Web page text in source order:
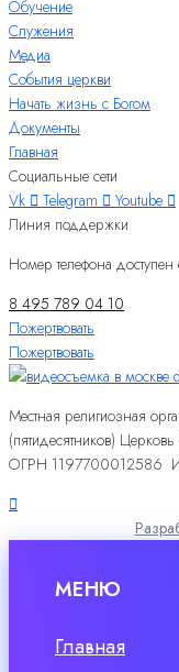
Обучение
Служения
Медиа
События церкви
Начать жизнь с Богом
Документы
Главная
Социальные сети
Vk
Telegram
Youtube
Линия поддержки
Номер телефона
8 495 789 04 10
Пожертвовать
Пожертвовать
Местная религиозная
(пятидесятников)
ОГРН 1197700012586
МЕНЮ
Главная